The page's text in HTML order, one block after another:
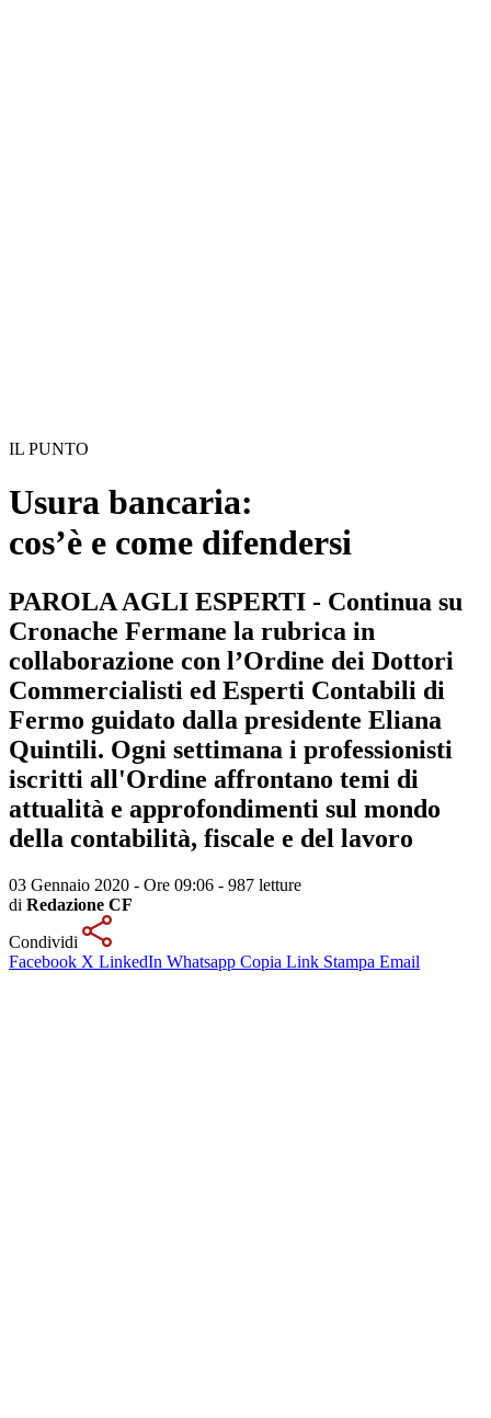
IL PUNTO
Usura bancaria:
cos’è e come difendersi
PAROLA AGLI ESPERTI - Continua su
Cronache Fermane la rubrica in
collaborazione con l’Ordine dei Dottori
Commercialisti ed Esperti Contabili di
Fermo guidato dalla presidente Eliana
Quintili. Ogni settimana i professionisti
iscritti all'Ordine affrontano temi di
attualità e approfondimenti sul mondo
della contabilità, fiscale e del lavoro
03 Gennaio 2020 - Ore 09:06 - 987 letture
di Redazione CF
Condividi
Facebook X LinkedIn Whatsapp Copia Link Stampa Email